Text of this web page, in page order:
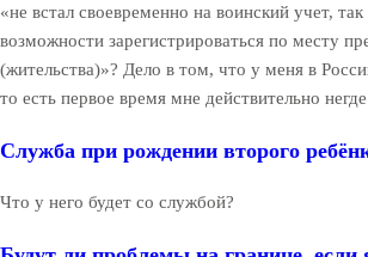
«не встал своевременно на воинский учет,
возможности зарегистрироваться по месту
(жительства)»? Дело в том, что у меня в
то есть первое время мне действительно
Служба при рождении второго
Что у него будет со службой?